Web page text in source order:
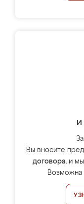
и
Вы вносите
договора, и
Возможна